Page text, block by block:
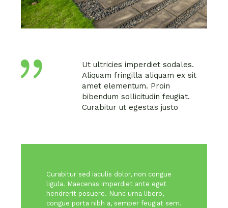
Ut ultricies imperdiet sodales.
Aliquam fringilla aliquam ex sit
amet elementum. Proin
bibendum sollicitudin feugiat.
Curabitur ut egestas justo
Curabitur sed iaculis dolor, non congue
ligula. Maecenas imperdiet ante eget
hendrerit posuere. Nunc urna libero,
congue porta nibh a, semper feugiat sem.